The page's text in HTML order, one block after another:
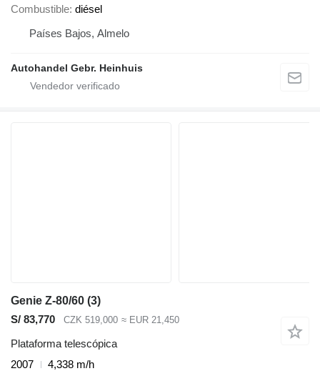
Combustible diésel
Países Bajos, Almelo
Autohandel Gebr. Heinhuis
Genie Z-80/60 (3)
S/ 83,770
CZK 519,000 ≈ EUR 21,450
Plataforma telescópica
2007
4,338 m/h